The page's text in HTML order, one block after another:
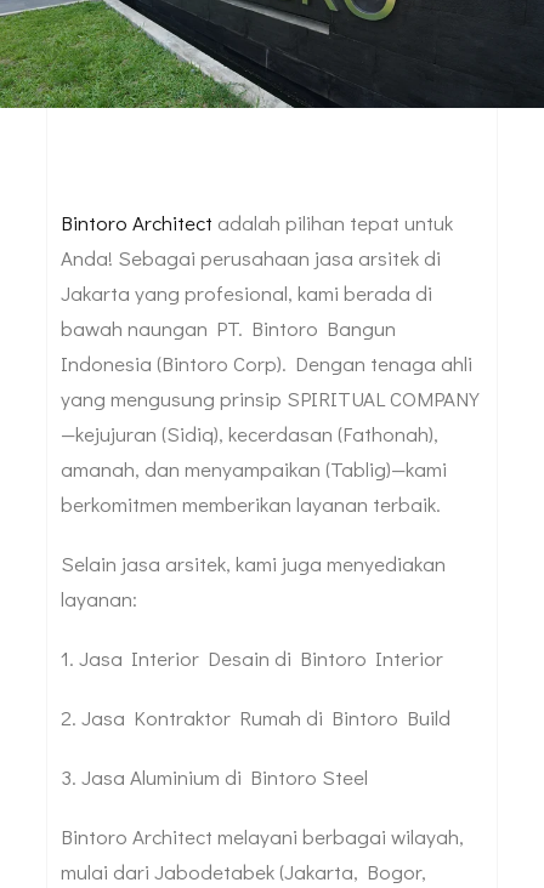
Bintoro Architect adalah pilihan tepat untuk
Anda! Sebagai perusahaan jasa arsitek di
Jakarta yang profesional, kami berada di
bawah naungan PT. Bintoro Bangun
Indonesia (Bintoro Corp). Dengan tenaga ahli
yang mengusung prinsip SPIRITUAL COMPANY
—kejujuran (Sidiq), kecerdasan (Fathonah),
amanah, dan menyampaikan (Tablig)—kami
berkomitmen memberikan layanan terbaik.
Selain jasa arsitek, kami juga menyediakan
layanan:
1. Jasa Interior Desain di Bintoro Interior
2. Jasa Kontraktor Rumah di Bintoro Build
3. Jasa Aluminium di Bintoro Steel
Bintoro Architect melayani berbagai wilayah,
mulai dari Jabodetabek (Jakarta, Bogor,